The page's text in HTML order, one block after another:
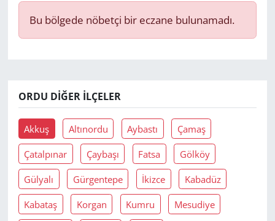
Bu bölgede nöbetçi bir eczane bulunamadı.
ORDU DIĞER İLÇELER
Akkuş Altınordu Aybastı Çamaş
Çatalpınar Çaybaşı Fatsa Gölköy
Gülyalı Gürgentepe İkizce Kabadüz
Kabataş Korgan Kumru Mesudiye
Yerel